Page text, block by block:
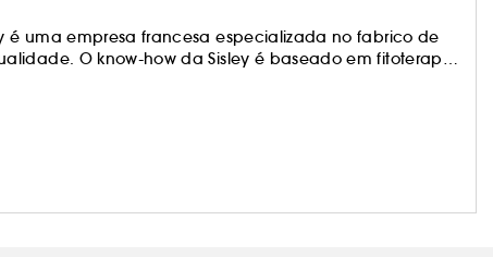
é uma empresa francesa especializada no fabrico de
O know-how da Sisley é baseado em fitoterapia
e óleos essenciais em produtos para a pele, para